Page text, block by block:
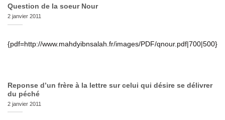
Question de la soeur Nour
2 janvier 2011
{pdf=http://www.mahdyibnsalah.fr/images/PDF/qnour.pdf|700|500}
Reponse d’un frère à la lettre sur celui qui désire se délivrer
du péché
2 janvier 2011